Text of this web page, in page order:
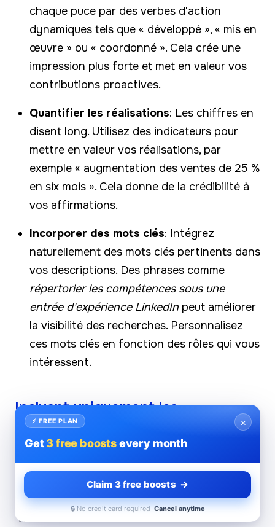
chaque puce par des verbes d'action
dynamiques tels que « développé », « mis en
œuvre » ou « coordonné ». Cela crée une
impression plus forte et met en valeur vos
contributions proactives.
Quantifier les réalisations: Les chiffres en
disent long. Utilisez des indicateurs pour
mettre en valeur vos réalisations, par
exemple « augmentation des ventes de 25 %
en six mois ». Cela donne de la crédibilité à
vos affirmations.
Incorporer des mots clés: Intégrez
naturellement des mots clés pertinents dans
vos descriptions. Des phrases comme
répertorier les compétences sous une
entrée d'expérience LinkedIn peut améliorer
la visibilité des recherches. Personnalisez
ces mots clés en fonction des rôles qui vous
intéressent.
Incluant uniquement les
expériences pertinentes
Décider quelles expériences présenter peut
être difficile. Tenez compte des facteurs
×
⚡ FREE PLAN
Get3 free boostsevery month
Claim 3 free boosts →
🔒 No credit card required ·Cancel anytime